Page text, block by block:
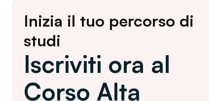
Inizia il tuo percorso di
studi
Iscriviti ora al
Corso Alta